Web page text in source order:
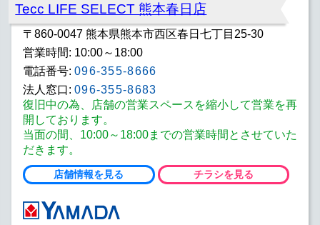
Tecc LIFE SELECT 熊本春日店
〒860-0047 熊本県熊本市西区春日七丁目25-30
営業時間: 10:00～18:00
電話番号: 096-355-8666
法人窓口: 096-355-8683
復旧中の為、店舗の営業スペースを縮小して営業を再
開しております。
当面の間、10:00～18:00までの営業時間とさせていた
だきます。
店舗情報を見る チラシを見る